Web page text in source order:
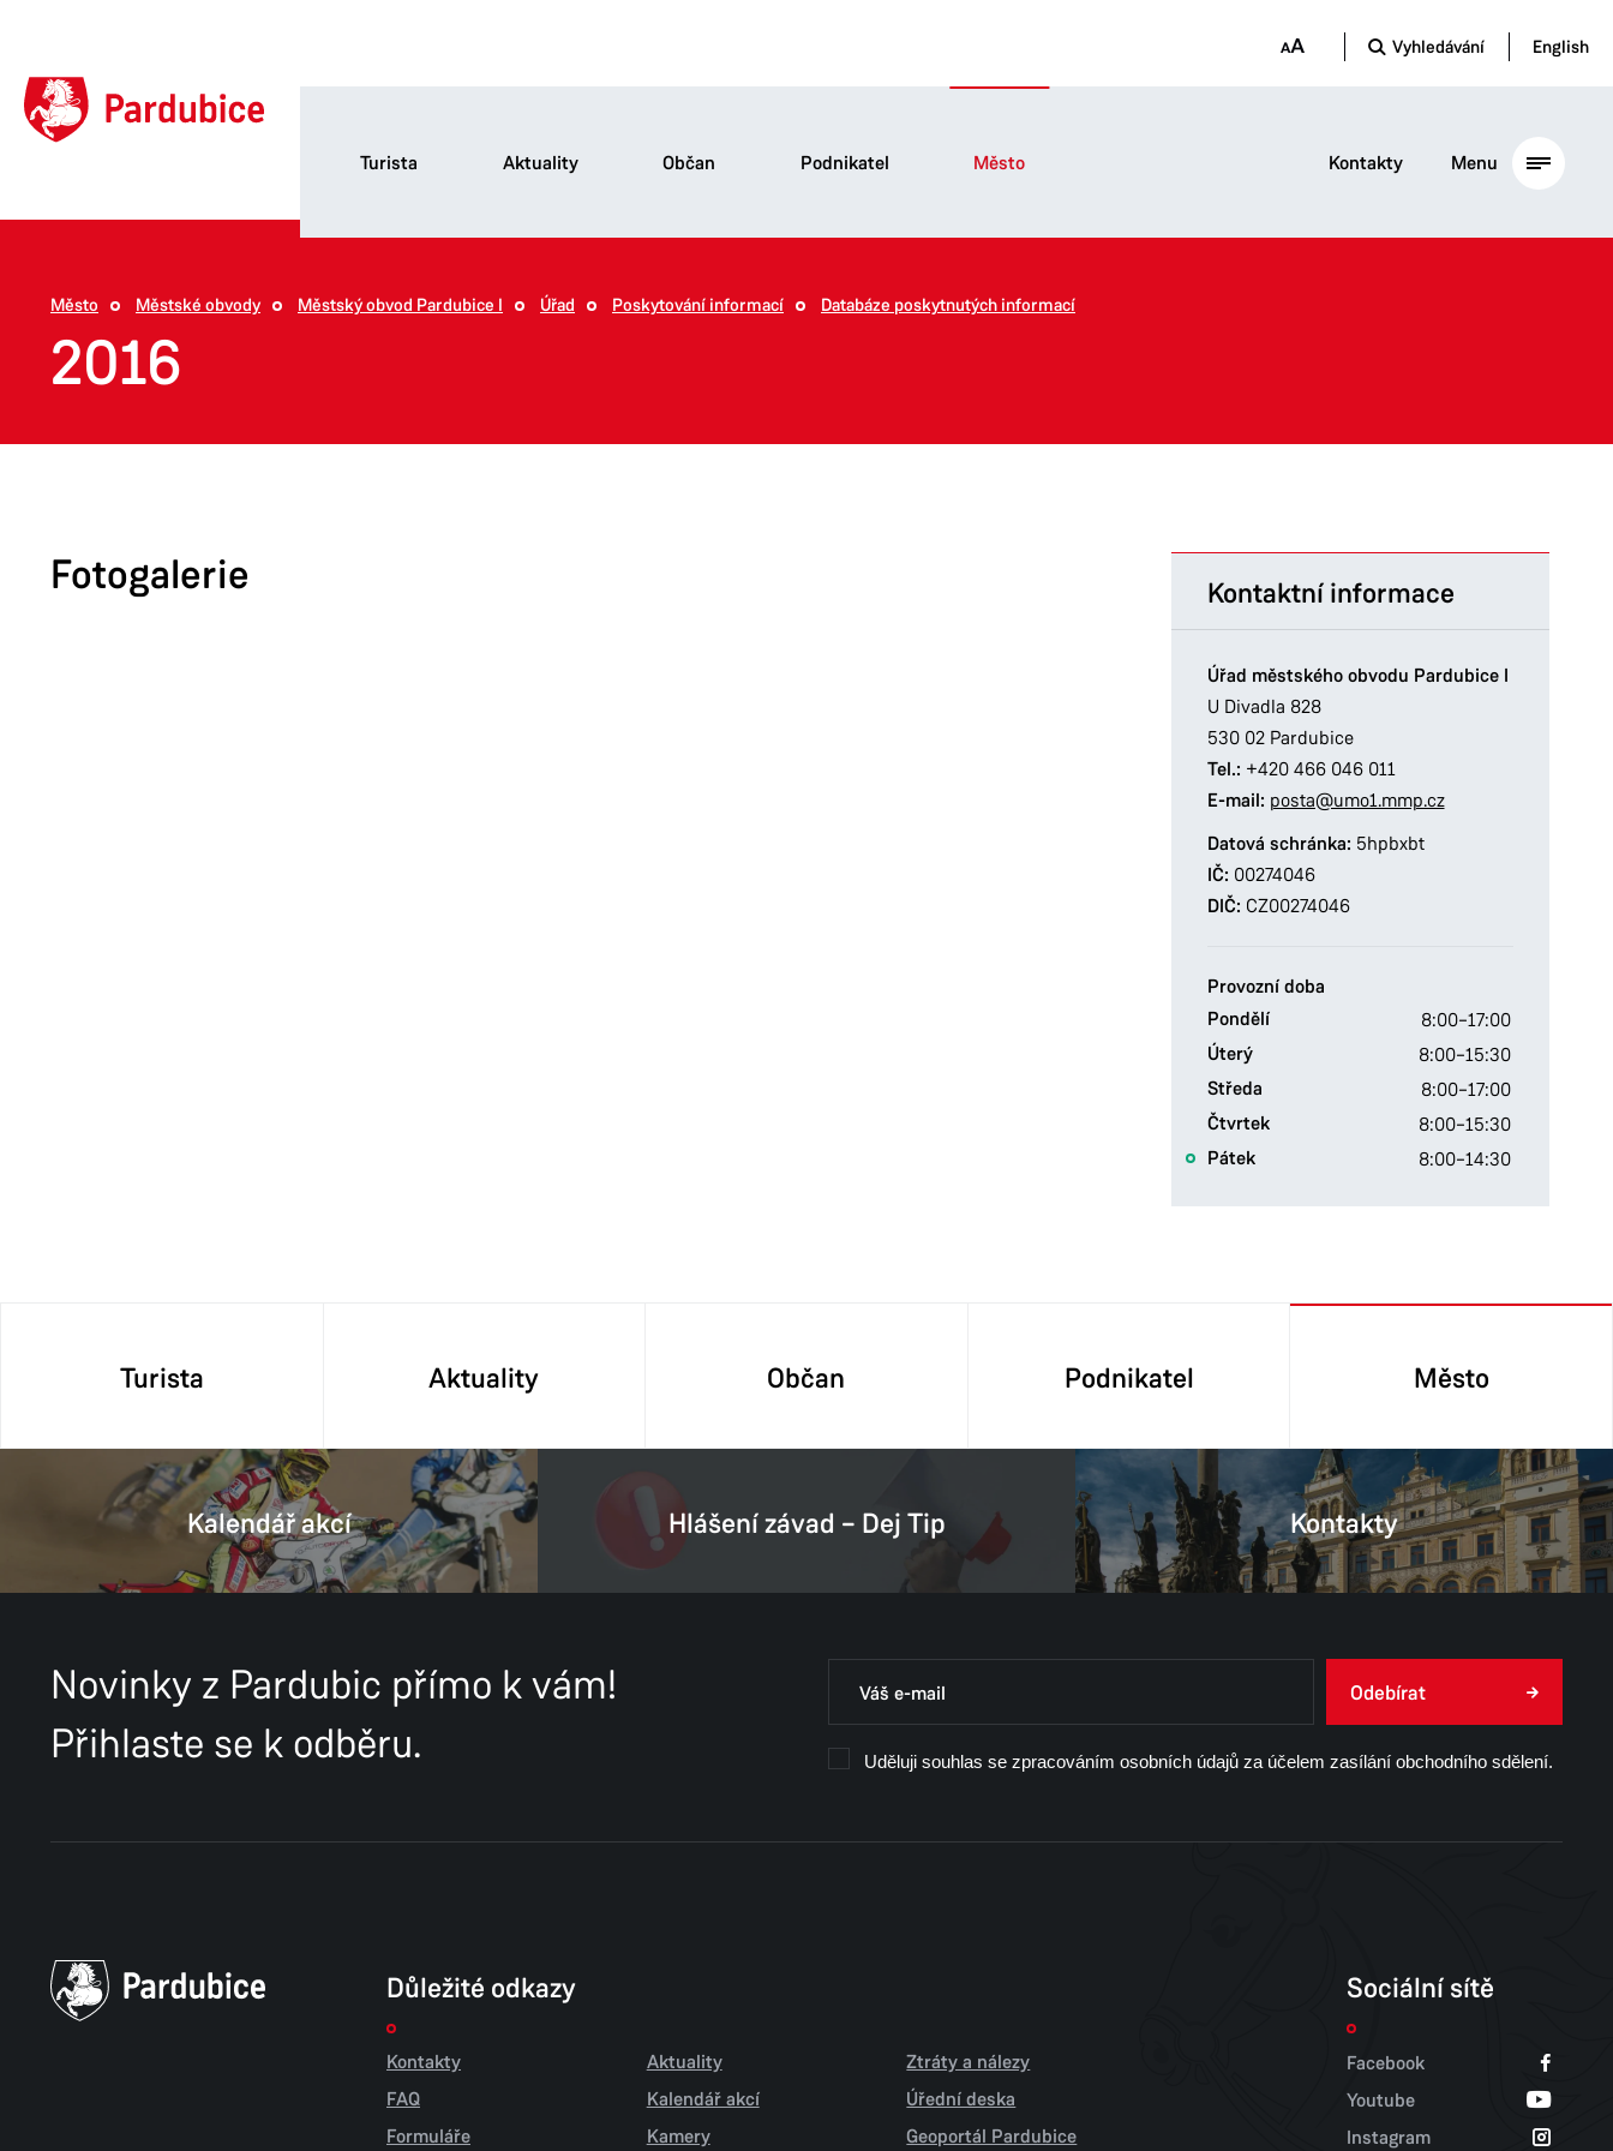
Vyhledávání English
Turista Aktuality Občan Podnikatel Město Kontakty Menu
Město Městské obvody Městský obvod Pardubice I Úřad Poskytování informací Databáze poskytnutých informací
2016
Fotogalerie Kontaktní informace
Úřad městského obvodu Pardubice I
U Divadla 828
530 02 Pardubice
Tel.: +420 466 046 011
E-mail: posta@umo1.mmp.cz
Datová schránka: 5hpbxbt
IČ: 00274046
DIČ: CZ00274046
Provozní doba
Pondělí
8:00–17:00
Úterý 8:00–15:30
Středa 8:00–17:00
Čtvrtek 8:00–15:30
Pátek 8:00–14:30
Turista Aktuality Občan Podnikatel Město
Kalendář akcí Hlášení závad – Dej Tip Kontakty
Novinky z Pardubic přímo k vám!
Přihlaste se k odběru.
Odebírat
Uděluji souhlas se zpracováním osobních údajů za účelem zasílání obchodního sdělení.
Sociální sítě
Facebook
Youtube
Instagram
Důležité odkazy
Kontakty
FAQ
Formuláře
Aktuality
Kalendář akcí
Kamery
Ztráty a nálezy
Úřední deska
Geoportál Pardubice